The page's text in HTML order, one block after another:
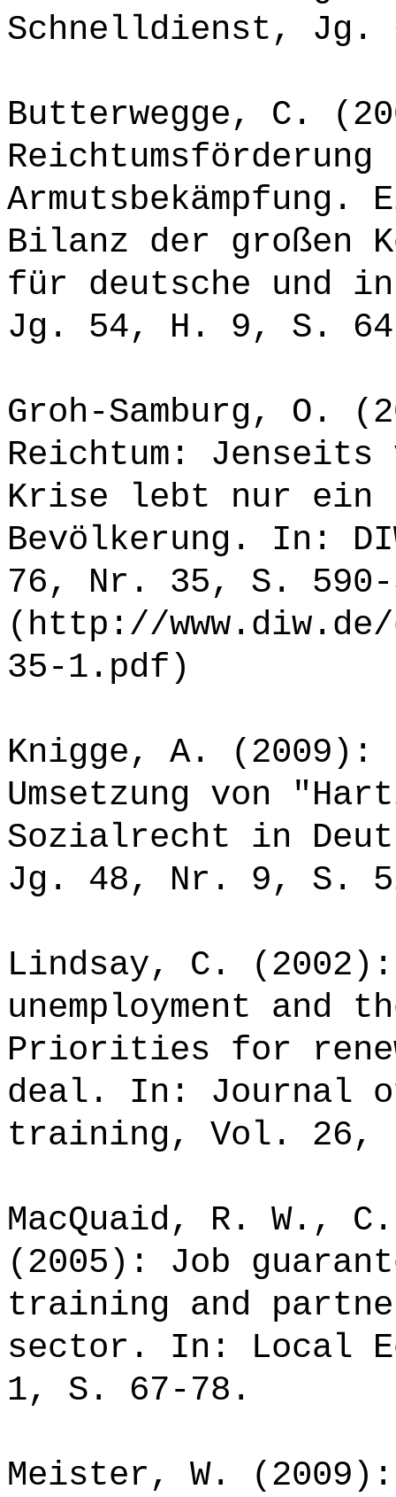
Schnelldienst, Jg.
Butterwegge, C.
Bilanz der
für deutsche und
Jg. 54, H. 9, S.
Groh-Samburg, O.
Reichtum: Jenseits
Krise lebt nur ein
Bevölkerung. In:
76, Nr. 35, S. 590-
(http://www.diw.de/
35-1.pdf)
Knigge, A.
Umsetzung von
Sozialrecht in
Jg. 48, Nr. 9, S.
Lindsay, C. (2002):
unemployment
Priorities for
deal. In: Journal
training, Vol. 26,
MacQuaid, R. W.,
(2005): Job
training and
sector. In: Local
1, S. 67-78.
Meister, W.